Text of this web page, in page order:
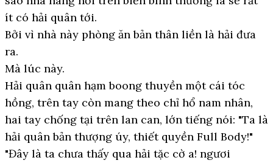
ít có hải quân tới.
Bởi vì nhà này phòng ăn bản thân liền là hải đưa
ra.
Mà lúc này.
Hải quân quân hạm boong thuyền một cái tóc
hồng, trên tay còn mang theo chỉ hổ nam nhân,
hai tay chống tại trên lan can, lớn tiếng nói: "Ta là
hải quân bản thượng úy, thiết quyền Full Body!"
"Đây là ta chưa thấy qua hải tặc cờ a! ngươi